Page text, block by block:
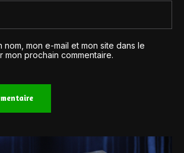
nom, mon e-mail et mon site dans le
mon prochain commentaire.